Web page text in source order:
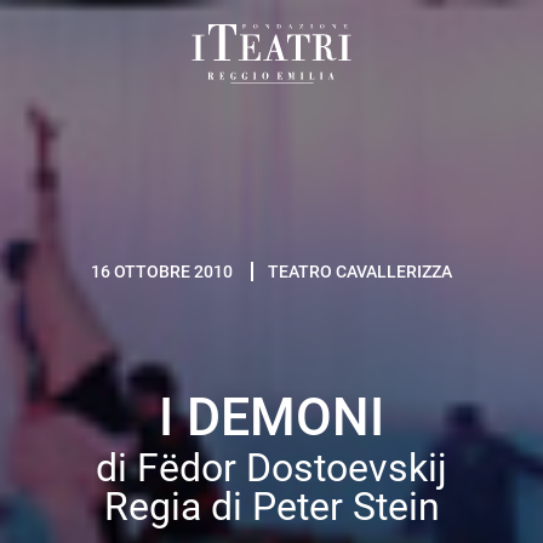
16 OTTOBRE 2010 TEATRO CAVALLERIZZA
I DEMONI
di Fëdor Dostoevskij
Regia di Peter Stein